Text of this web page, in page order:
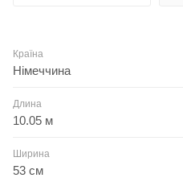
Країна
Німеччина
Длина
10.05 м
Ширина
53 см